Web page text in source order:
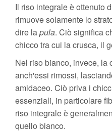
Il riso integrale è ottenuto
rimuove solamente lo
dire lapula. Ciò significa
chicco tra cui la crusca, il
Nel riso bianco, invece, la
anch'essi rimossi,
amidaceo. Ciò priva i
essenziali, in particolare
riso integrale è
quello bianco.